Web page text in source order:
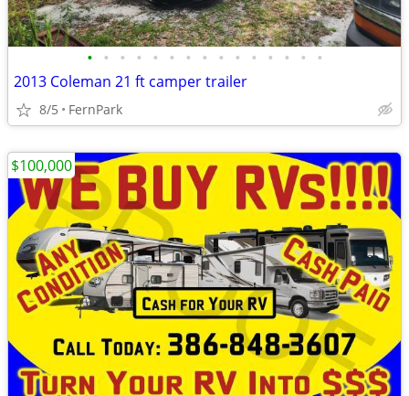
• • • • • • • • • • • • • • •
2013 Coleman 21 ft camper trailer
8/5 FernPark
$100,000